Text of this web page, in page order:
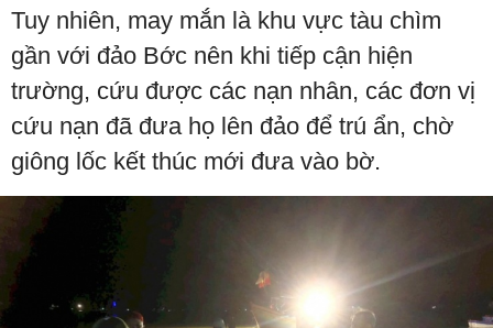
Tuy nhiên, may mắn là khu vực tàu chìm
gần với đảo Bớc nên khi tiếp cận hiện
trường, cứu được các nạn nhân, các đơn vị
cứu nạn đã đưa họ lên đảo để trú ẩn, chờ
giông lốc kết thúc mới đưa vào bờ.